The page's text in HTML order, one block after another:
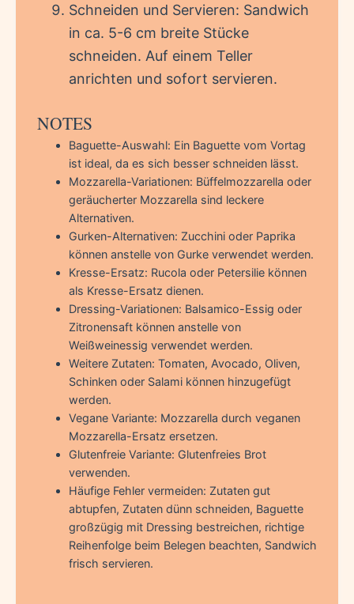
Schneiden und Servieren: Sandwich
in ca. 5-6 cm breite Stücke
schneiden. Auf einem Teller
anrichten und sofort servieren.
NOTES
Baguette-Auswahl: Ein Baguette vom Vortag
ist ideal, da es sich besser schneiden lässt.
Mozzarella-Variationen: Büffelmozzarella oder
geräucherter Mozzarella sind leckere
Alternativen.
Gurken-Alternativen: Zucchini oder Paprika
können anstelle von Gurke verwendet werden.
Kresse-Ersatz: Rucola oder Petersilie können
als Kresse-Ersatz dienen.
Dressing-Variationen: Balsamico-Essig oder
Zitronensaft können anstelle von
Weißweinessig verwendet werden.
Weitere Zutaten: Tomaten, Avocado, Oliven,
Schinken oder Salami können hinzugefügt
werden.
Vegane Variante: Mozzarella durch veganen
Mozzarella-Ersatz ersetzen.
Glutenfreie Variante: Glutenfreies Brot
verwenden.
Häufige Fehler vermeiden: Zutaten gut
abtupfen, Zutaten dünn schneiden, Baguette
großzügig mit Dressing bestreichen, richtige
Reihenfolge beim Belegen beachten, Sandwich
frisch servieren.